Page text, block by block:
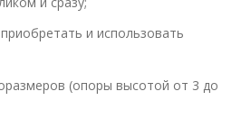
и использовать
(опоры высотой от 3 до